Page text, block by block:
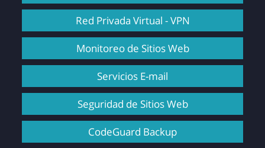
Red Privada Virtual - VPN
Monitoreo de Sitios Web
Servicios E-mail
Seguridad de Sitios Web
CodeGuard Backup